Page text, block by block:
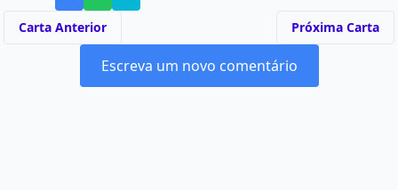
Carta Anterior Próxima Carta
Escreva um novo comentário